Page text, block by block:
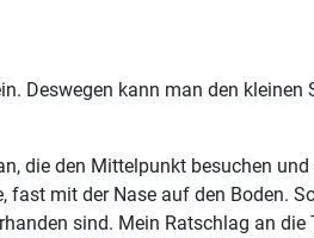
Deswegen kann man den kleinen
die den Mittelpunkt besuchen und
mit der Nase auf den Boden.
sind. Mein Ratschlag an die